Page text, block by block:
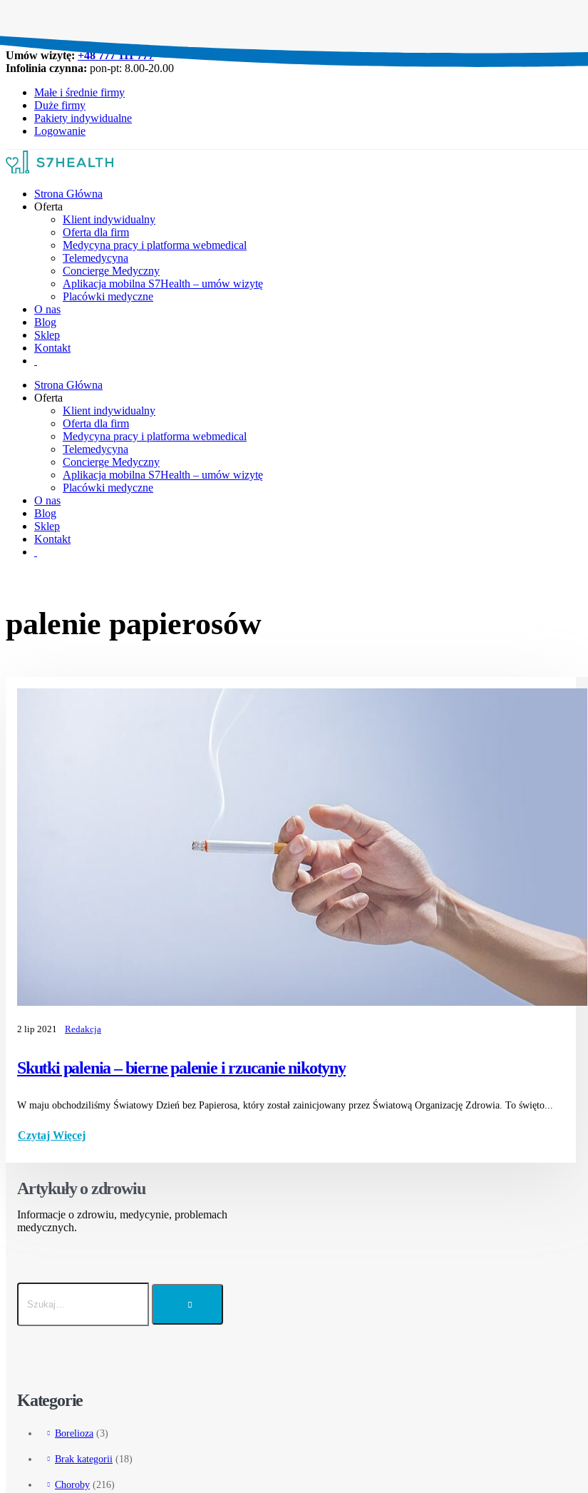
Umów wizytę:+48 777 111 777
Infolinia czynna: pon-pt: 8.00-20.00
Małe i średnie firmy
Duże firmy
Pakiety indywidualne
Logowanie
Strona Główna
Oferta
Klient indywidualny
Oferta dla firm
Medycyna pracy i platforma webmedical
Telemedycyna
Concierge Medyczny
Aplikacja mobilna S7Health – umów wizytę
Placówki medyczne
O nas
Blog
Sklep
Kontakt
Strona Główna
Oferta
Klient indywidualny
Oferta dla firm
Medycyna pracy i platforma webmedical
Telemedycyna
Concierge Medyczny
Aplikacja mobilna S7Health – umów wizytę
Placówki medyczne
O nas
Blog
Sklep
Kontakt
palenie papierosów
Skutki palenia – bierne palenie i rzucanie nikotyny
2 lip 2021 Redakcja
W maju obchodziliśmy Światowy Dzień bez Papierosa, który został zainicjowany przez Światową Organizację Zdrowia. To święto...
Czytaj Więcej
Artykuły o zdrowiu
Informacje o zdrowiu, medycynie, problemach
medycznych.
Kategorie
Borelioza (3)
Brak kategorii (18)
Choroby (216)